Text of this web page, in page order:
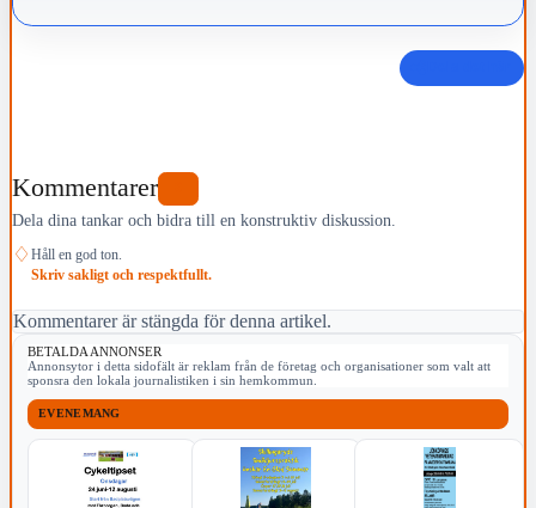
Kommentarer
Dela dina tankar och bidra till en konstruktiv diskussion.
♢ Håll en god ton.
Skriv sakligt och respektfullt.
Kommentarer är stängda för denna artikel.
BETALDA ANNONSER
Annonsytor i detta sidofält är reklam från de företag och organisationer som valt att
sponsra den lokala journalistiken i sin hemkommun.
EVENEMANG